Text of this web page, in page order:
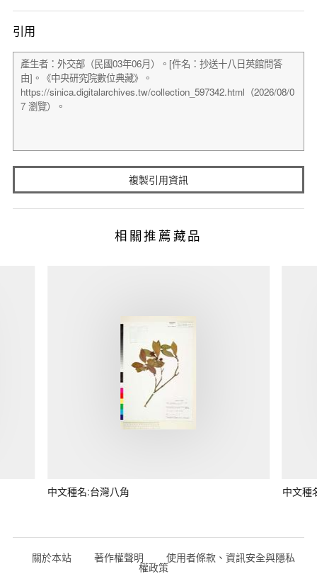
引用
複製引用資訊
相關推薦藏品
中文種名:台灣八角 中文種
關於本站 著作權聲明 使用者條款、資訊安全與隱私
權政策